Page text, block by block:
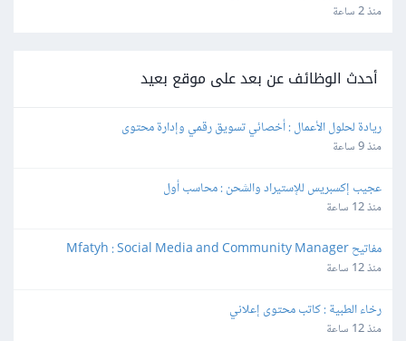
منذ 2 ساعة
أحدث الوظائف عن بعد على موقع بعيد
ريادة لحلول الأعمال : أخصائي تسويق رقمي وإدارة محتوى
منذ 9 ساعة
عجيب إكسبريس للإستيراد والشحن : محاسب أول
منذ 12 ساعة
مفاتيح Mfatyh : Social Media and Community Manager
منذ 12 ساعة
رخاء الطبية : كاتب محتوى إعلاني
منذ 12 ساعة